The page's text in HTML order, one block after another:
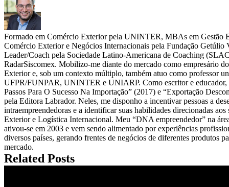
Formado em Comércio Exterior pela UNINTER, MBAs em Gestão
Comércio Exterior e Negócios Internacionais pela Fundação Getúlio
Leader/Coach pela Sociedade Latino-Americana de Coaching
RadarSiscomex. Mobilizo-me diante do mercado como empresário
Exterior e, sob um contexto múltiplo, também atuo como professor
UFPR/FUNPAR, UNINTER e UNIARP. Como escritor e educador,
Passos Para O Sucesso Na Importação” (2017) e “Exportação
pela Editora Labrador. Neles, me disponho a incentivar pessoas a
intraempreendedoras e a identificar suas habilidades direcionadas aos
Exterior e Logística Internacional. Meu “DNA empreendedor” na
ativou-se em 2003 e vem sendo alimentado por experiências
diversos países, gerando frentes de negócios de diferentes produtos
mercado.
Related Posts